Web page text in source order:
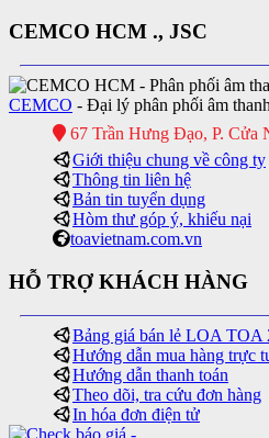
CEMCO HCM ., JSC
CEMCO - Đại lý phân phối âm
67 Trần Hưng Đạo, P. Cửa
Giới thiệu chung về công ty
Thông tin liên hệ
Bản tin tuyển dụng
Hòm thư góp ý, khiếu nại
toavietnam.com.vn
HỖ TRỢ KHÁCH HÀNG
Bảng giá bán lẻ LOA TOA
Hướng dẫn mua hàng trực
Hướng dẫn thanh toán
Theo dõi, tra cứu đơn hàng
In hóa đơn điện tử